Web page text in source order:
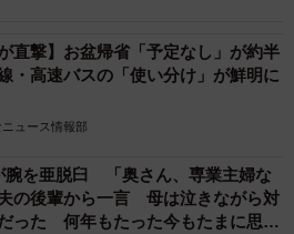
が直撃】お盆帰省「予定なし」が約半
高速バスの「使い分け」が鮮明に
ニュース情報部
腕を亜脱臼 「奥さん、専業主婦な
の後輩から一言 母は泣きながら対
った 何年もたった今もたまに思い